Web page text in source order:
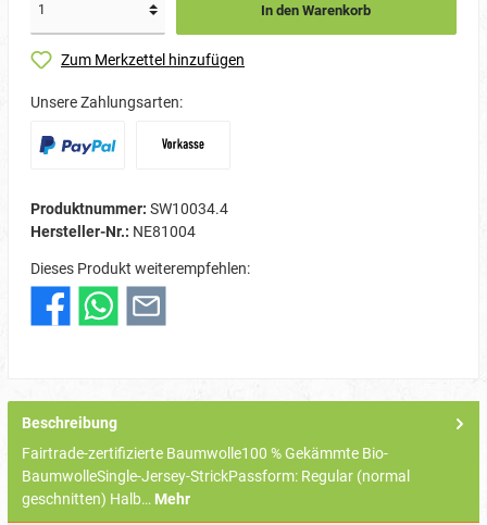
In den Warenkorb
Zum Merkzettel hinzufügen
Unsere Zahlungsarten:
Produktnummer: SW10034.4
Hersteller-Nr.: NE81004
Dieses Produkt weiterempfehlen:
Beschreibung
Fairtrade-zertifizierte Baumwolle100 % Gekämmte Bio-
BaumwolleSingle-Jersey-StrickPassform: Regular (normal
geschnitten) Halb… Mehr